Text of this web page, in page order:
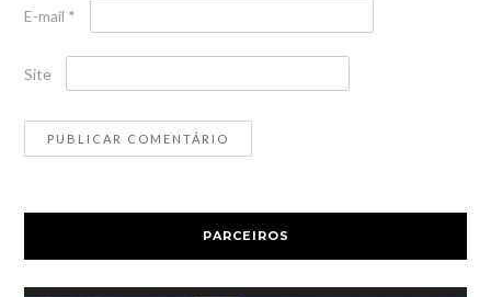
E-mail *
Site
PARCEIROS